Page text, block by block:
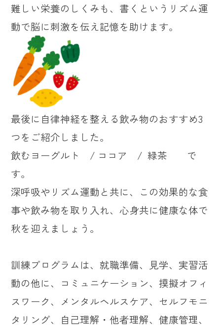
難しい栄養のしくみも、書くというリズム運
動で脳に刺激を伝え記憶を助けます。
最後に自律神経を整える飲み物のおすすめ3
つをご紹介しました。
飲むヨーグルト / ココア / 緑茶 で
す。
深呼吸やリズム運動と共に、この効果的な食
事や飲み物を取り入れ、心身共に健康な体で
秋を迎えましょう。
訓練プログラムは、就職準備、見学、実習活
動の他に、コミュニケーション、摸擬オフィ
スワーク、メンタルヘルスケア、セルフモニ
タリング、自己理解・他者理解、健康管理、